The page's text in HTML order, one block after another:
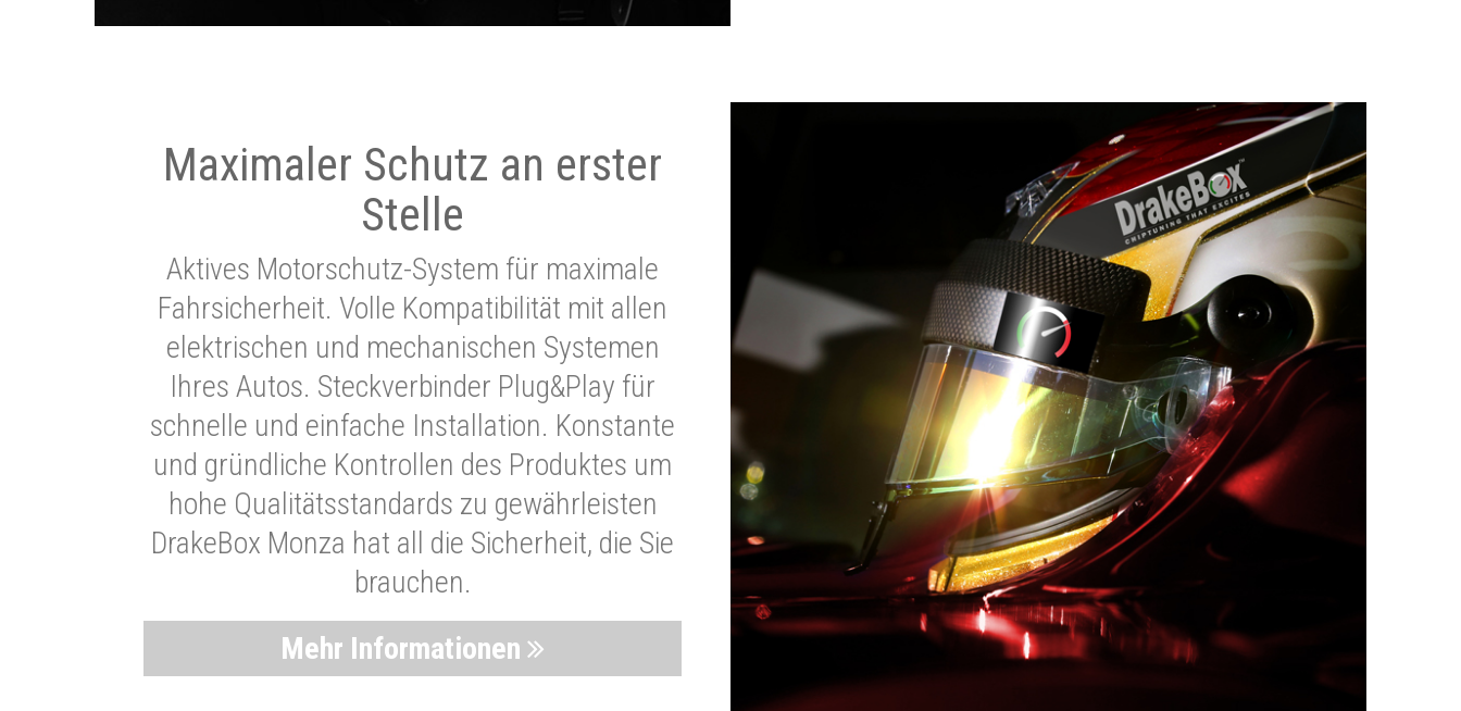
Maximaler Schutz an erster
Stelle
Aktives Motorschutz-System für maximale
Fahrsicherheit. Volle Kompatibilität mit allen
elektrischen und mechanischen Systemen
Ihres Autos. Steckverbinder Plug&Play für
schnelle und einfache Installation. Konstante
und gründliche Kontrollen des Produktes um
hohe Qualitätsstandards zu gewährleisten
DrakeBox Monza hat all die Sicherheit, die Sie
brauchen.
Mehr Informationen